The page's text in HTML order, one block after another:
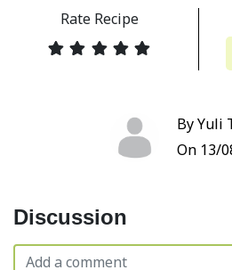
Rate Recipe
By Yuli
On 13/
Discussion